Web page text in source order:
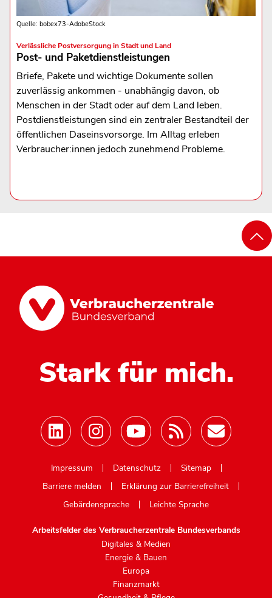
Quelle: bobex73-AdobeStock
Verlässliche Postversorgung in Stadt und Land
Post- und Paketdienstleistungen
Briefe, Pakete und wichtige Dokumente sollen
zuverlässig ankommen - unabhängig davon, ob
Menschen in der Stadt oder auf dem Land leben.
Postdienstleistungen sind ein zentraler Bestandteil der
öffentlichen Daseinsvorsorge. Im Alltag erleben
Verbraucher:innen jedoch zunehmend Probleme.
Stark für mich.
Impressum
Datenschutz
Sitemap
Barriere melden
Erklärung zur Barrierefreiheit
Gebärdensprache
Leichte Sprache
Arbeitsfelder des Verbraucherzentrale Bundesverbands
Digitales & Medien
Energie & Bauen
Europa
Finanzmarkt